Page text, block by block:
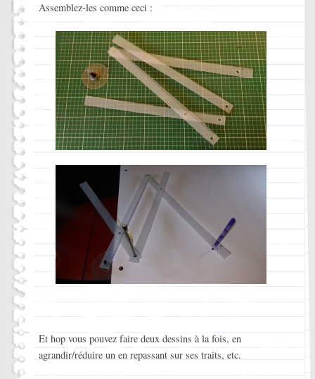
Assemblez-les comme ceci :
Et hop vous pouvez faire deux dessins à la fois, en
agrandir/réduire un en repassant sur ses traits, etc.